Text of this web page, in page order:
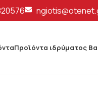
Προϊόντα ιδρύματος